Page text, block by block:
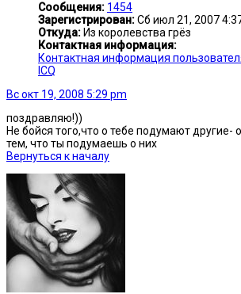
Сообщения: 1454
Зарегистрирован:Сб июл 21, 2007
Откуда: Из королевства грёз
Контактная информация:
Контактная информация
ICQ
Вс окт 19, 2008 5:29 pm
поздравляю!))
Не бойся того,что о тебе подумают другие-
тем, что ты подумаешь о них
Вернуться к началу